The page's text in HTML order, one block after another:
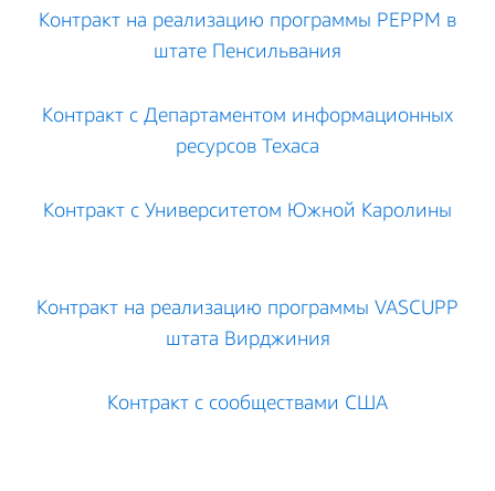
Контракт на реализацию программы PEPPM в
штате Пенсильвания
Контракт с Департаментом информационных
ресурсов Техаса
Контракт с Университетом Южной Каролины
Контракт на реализацию программы VASCUPP
штата Вирджиния
Контракт с сообществами США